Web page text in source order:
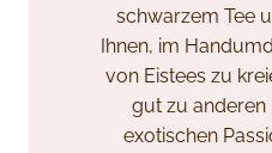
schwarzem Tee
Ihnen, im
von Eistees zu
gut zu anderen
exotischen